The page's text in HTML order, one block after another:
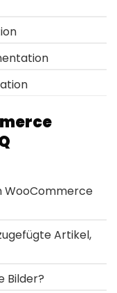
WooCommerce
Artikel,
Bilder?